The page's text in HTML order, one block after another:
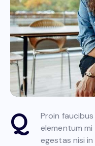
Q
Proin
elementum
egestas nisi